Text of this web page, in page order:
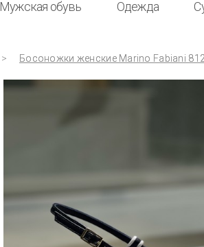
Мужская обувь Одежда
Босоножки женские Marino Fabiani